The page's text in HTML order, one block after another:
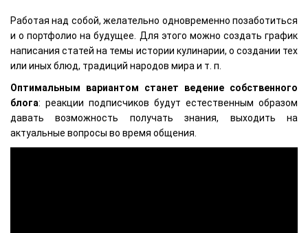
Работая над собой, желательно одновременно позаботиться
и о портфолио на будущее. Для этого можно создать график
написания статей на темы истории кулинарии, о создании тех
или иных блюд, традиций народов мира и т. п.
Оптимальным вариантом станет ведение собственного
блога: реакции подписчиков будут естественным образом
давать возможность получать знания, выходить на
актуальные вопросы во время общения.